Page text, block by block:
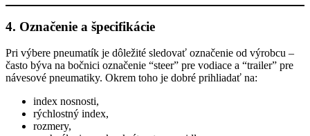
4. Označenie a špecifikácie
Pri výbere pneumatík je dôležité sledovať označenie od výrobcu –
často býva na bočnici označenie “steer” pre vodiace a “trailer” pre
návesové pneumatiky. Okrem toho je dobré prihliadať na:
index nosnosti,
rýchlostný index,
rozmery,